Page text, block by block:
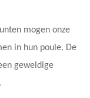
mogen onze
in hun poule. De
geweldige